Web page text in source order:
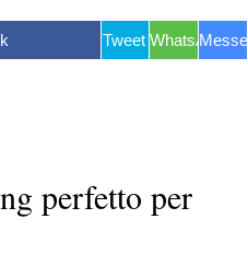
Tweet WhatsApp
perfetto per